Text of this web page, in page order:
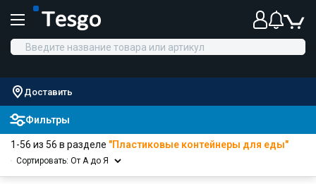
Доставить
Фильтры
1-56 из 56 в разделе "Пластиковые контейнеры для еды"
Сортировать: От А до Я